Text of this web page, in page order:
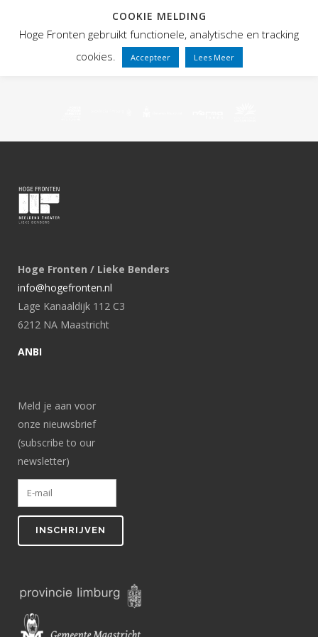
Hoge Fronten / Lieke Benders
info@hogefronten.nl
Lage Kanaaldijk 112 C3
6212 NA Maastricht
ANBI
Meld je aan voor
onze nieuwsbrief
(subscribe to our
newsletter)
COOKIE MELDING
Hoge Fronten gebruikt functionele, analytische en tracking
cookies.
Accepteer Lees Meer